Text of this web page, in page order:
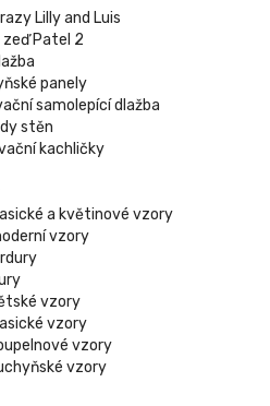
Lilly and Luis
zeď Patel 2
panely
samolepící dlažba
stěn
kachličky
a květinové vzory
vzory
vzory
vzory
vzory
vzory